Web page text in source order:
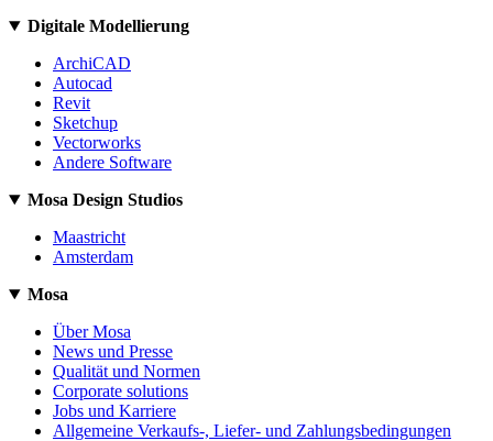
Digitale Modellierung
ArchiCAD
Autocad
Revit
Sketchup
Vectorworks
Andere Software
Mosa Design Studios
Maastricht
Amsterdam
Mosa
Über Mosa
News und Presse
Qualität und Normen
Corporate solutions
Jobs und Karriere
Allgemeine Verkaufs-, Liefer- und Zahlungsbedingungen